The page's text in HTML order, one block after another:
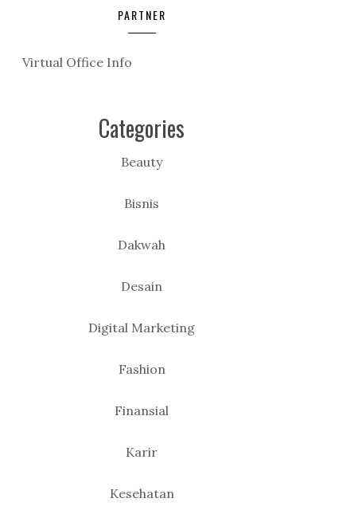
PARTNER
Virtual Office Info
Categories
Beauty
Bisnis
Dakwah
Desain
Digital Marketing
Fashion
Finansial
Karir
Kesehatan